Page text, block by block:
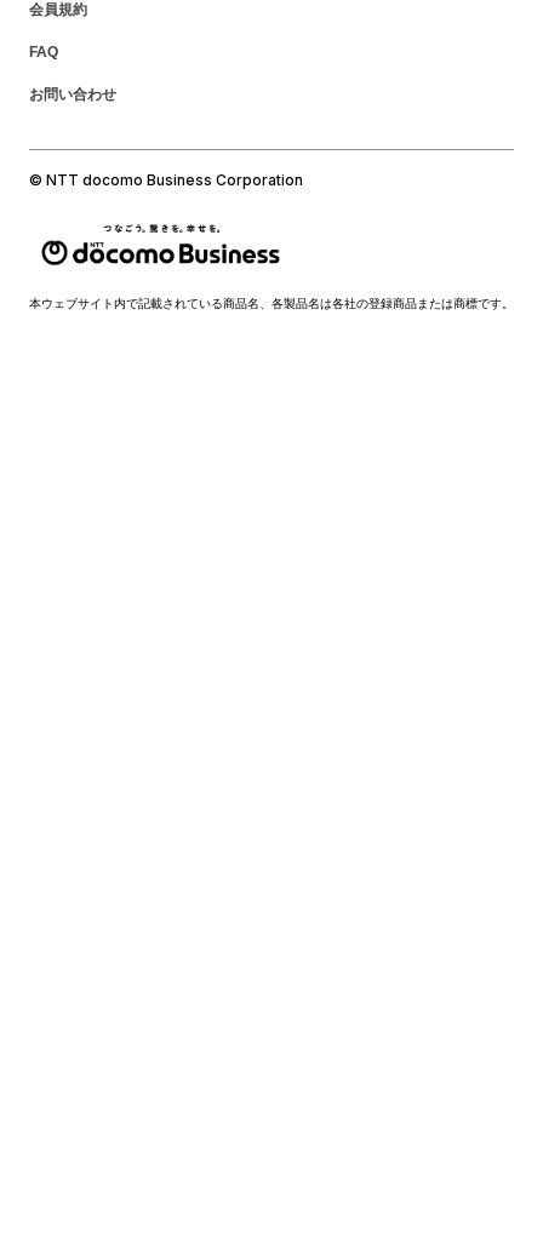
会員規約
FAQ
お問い合わせ
© NTT docomo Business Corporation
本ウェブサイト内で記載されている商品名、各製品名は各社の登録商品または商標です。